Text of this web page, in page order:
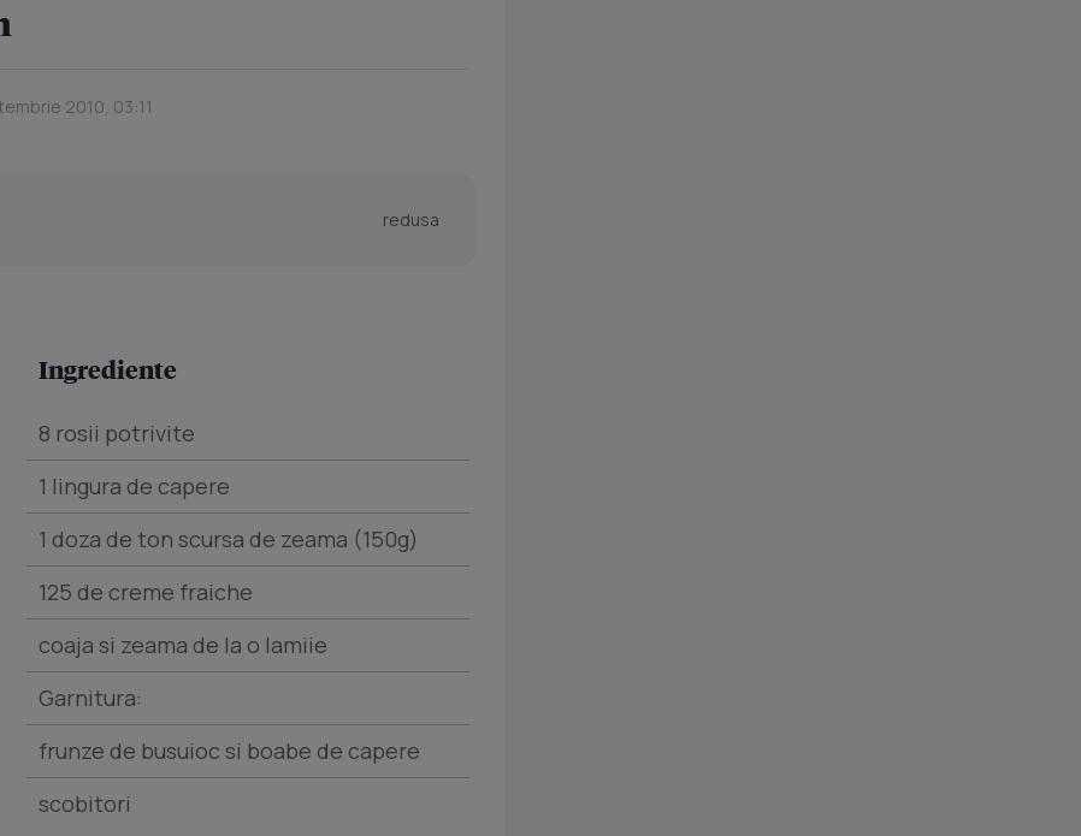
2010, 03:11
redusa
Ingrediente
8 rosii potrivite
1 lingura de capere
1 doza de ton scursa de zeama (150g)
125 de creme fraiche
coaja si zeama de la o lamiie
Garnitura:
frunze de busuioc si boabe de capere
scobitori